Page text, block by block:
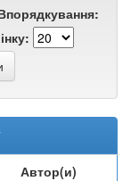
Автор(и)